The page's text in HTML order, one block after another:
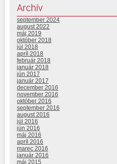
Archív
september 2024
august 2022
máj 2019
október 2018
júl 2018
apríl 2018
február 2018
január 2018
jún 2017
január 2017
december 2016
november 2016
október 2016
september 2016
august 2016
júl 2016
jún 2016
máj 2016
apríl 2016
marec 2016
január 2016
máj 2015